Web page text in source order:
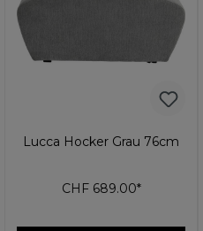
Lucca Hocker Grau 76cm
CHF 689.00*